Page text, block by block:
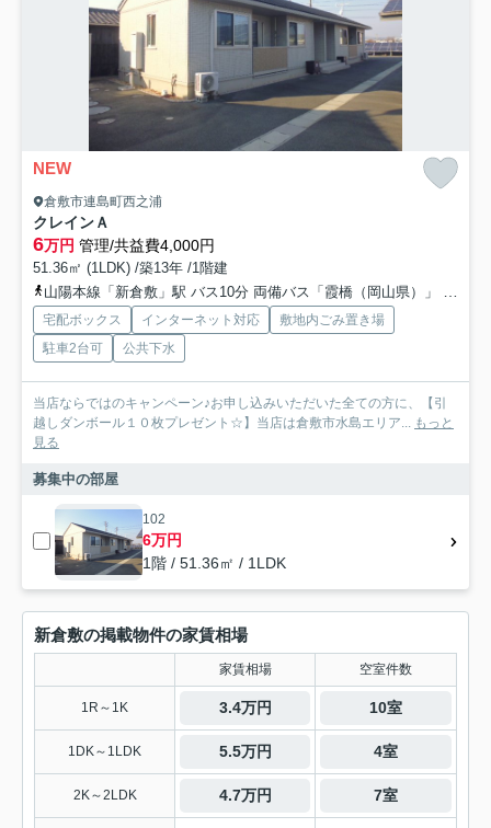
NEW
倉敷市連島町西之浦
クレインＡ
6万円 管理/共益費4,000円
51.36㎡ (1LDK) /築13年 /1階建
山陽本線「新倉敷」駅 バス10分 両備バス「霞橋（岡山県）」 停歩29分
宅配ボックス インターネット対応
敷地内ごみ置き場
駐車2台可
公共下水
当店ならではのキャンペーン♪お申し込みいただいた全ての方に、【引
越しダンボール１０枚プレゼント☆】当店は倉敷市水島エリア...
もっと
見る
募集中の部屋
102
6万円
1階 / 51.36㎡ / 1LDK
新倉敷の掲載物件の家賃相場
家賃相場 空室件数
1R～1K 3.4万円 10室
1DK～1LDK 5.5万円 4室
2K～2LDK 4.7万円 7室